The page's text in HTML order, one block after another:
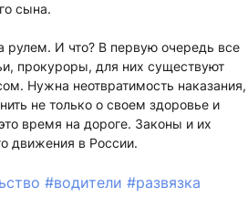
сына.
И что? В первую очередь все
прокуроры, для них существуют
Нужна неотвратимость наказания,
не только о своем здоровье и
время на дороге. Законы и их
движения в России.
#водители #развязка